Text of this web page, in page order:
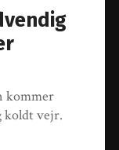
kommer
koldt vejr.